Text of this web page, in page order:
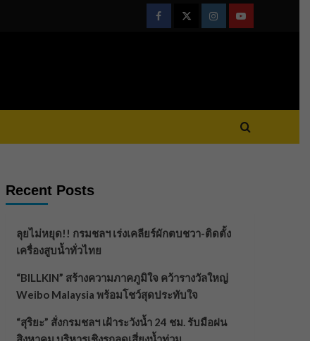
FacebookTwitterInstagramYoutube
Recent Posts
ลุยไม่หยุด!! กรมชลฯ เร่งเคลียร์ผักตบชวา-ติดตั้ง
เครื่องสูบน้ำทั่วไทย
“BILLKIN” สร้างความภาคภูมิใจ คว้ารางวัลใหญ่
Weibo Malaysia พร้อมโชว์สุดประทับใจ
“สุริยะ” สั่งกรมชลฯ เฝ้าระวังน้ำ 24 ชม. รับมือฝน